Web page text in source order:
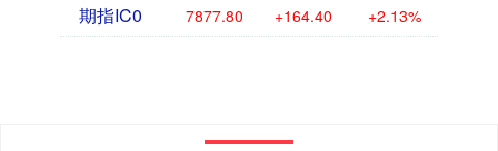
期指IC0 7877.80 +164.40 +2.13%